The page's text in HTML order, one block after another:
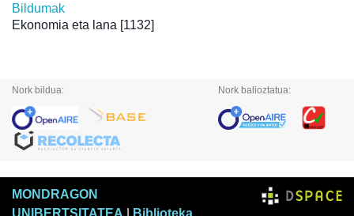
Bildumak
Ekonomia eta lana [1132]
Nork bildua: Nork balioztatua:
MONDRAGON